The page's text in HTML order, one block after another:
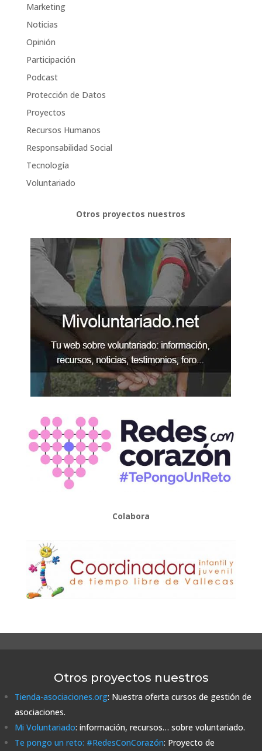
Marketing
Noticias
Opinión
Participación
Podcast
Protección de Datos
Proyectos
Recursos Humanos
Responsabilidad Social
Tecnología
Voluntariado
Otros proyectos nuestros
Colabora
Otros proyectos nuestros
Tienda-asociaciones.org: Nuestra oferta cursos de gestión de
asociaciones.
Mi Voluntariado: información, recursos… sobre voluntariado.
Te pongo un reto: #RedesConCorazón: Proyecto de